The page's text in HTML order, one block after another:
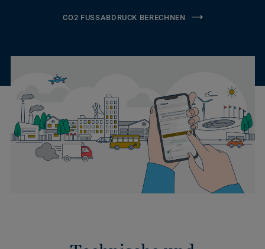
CO2 FUSSABDRUCK BERECHNEN